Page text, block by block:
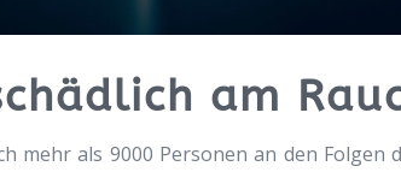
am
mehr als 9000 Personen an den Folgen